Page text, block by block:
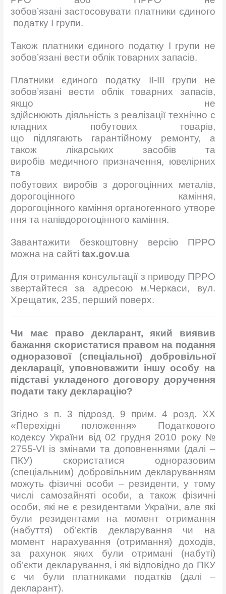
зобов’язані застосовувати платники єдиного
податку І групи.
Також платники єдиного податку І групи не
зобов’язані вести облік товарних запасів.
Платники єдиного податку ІІ-ІІІ групи не
зобов’язані вести облік товарних запасів,
якщо не
здійснюють діяльність з реалізації технічно с
кладних побутових товарів,
що підлягають гарантійному ремонту, а
також лікарських засобів та
виробів медичного призначення, ювелірних
та
побутових виробів з дорогоцінних металів,
дорогоцінного каміння,
дорогоцінного каміння органогенного утворе
ння та напівдорогоцінного каміння.
Завантажити безкоштовну версію ПРРО
можна на сайтіtax.gov.ua
Для отримання консультації з приводу ПРРО
звертайтеся за адресою м.Черкаси, вул.
Хрещатик, 235, перший поверх.
Чи має право декларант, який виявив
бажання скористатися правом на подання
одноразової (спеціальної) добровільної
декларації, уповноважити іншу особу на
підставі укладеного договору доручення
подати таку декларацію?
Згідно з п. 3 підрозд. 9 прим. 4 розд. ХХ
«Перехідні положення» Податкового
кодексу України від 02 грудня 2010 року №
2755-VI із змінами та доповненнями (далі –
ПКУ) скористатися одноразовим
(спеціальним) добровільним декларуванням
можуть фізичні особи – резиденти, у тому
числі самозайняті особи, а також фізичні
особи, які не є резидентами України, але які
були резидентами на момент отримання
(набуття) об’єктів декларування чи на
момент нарахування (отримання) доходів,
за рахунок яких були отримані (набуті)
об’єкти декларування, і які відповідно до ПКУ
є чи були платниками податків (далі –
декларант).